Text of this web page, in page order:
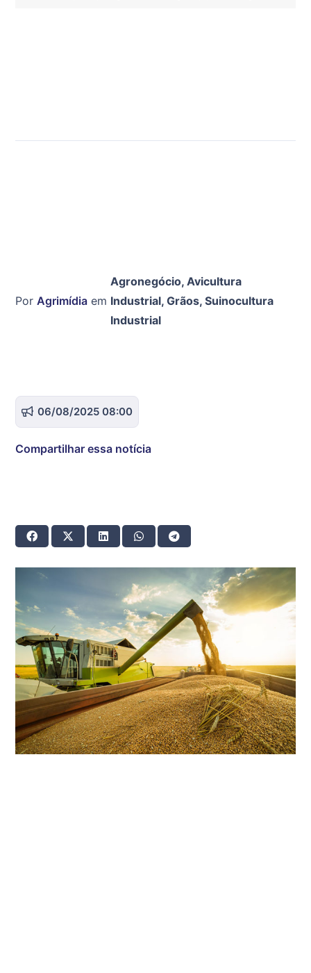
Por Agrimídia em
Agronegócio, Avicultura
Industrial, Grãos, Suinocultura
Industrial
06/08/2025 08:00
Compartilhar essa notícia